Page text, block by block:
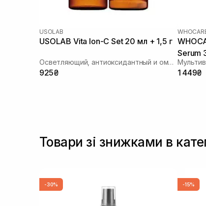
USOLAB
USOLAB Vita Ion-C Set 20 мл + 1,5 г
Осветляющий, антиоксидантный и омолаживающий набор
925₴
Serum
1 449₴
Товари зі знижками в
-30% -15%